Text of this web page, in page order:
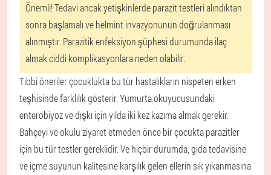
Önemli!Tedavi ancak yetişkinlerde parazit testleri alındıktan
sonra başlamalı ve helmint invazyonunun doğrulanması
alınmıştır. Parazitik enfeksiyon şüphesi durumunda ilaç
almak ciddi komplikasyonlara neden olabilir.
Tıbbi öneriler çocuklukta bu tür hastalıkların nispeten erken
teşhisinde farklılık gösterir. Yumurta okuyucusundaki
enterobiyoz ve dışkı için yılda iki kez kazıma almak gerekir.
Bahçeyi ve okulu ziyaret etmeden önce bir çocukta parazitler
için bu tür testler gereklidir. Ve hiçbir durumda, gıda tedavisine
ve içme suyunun kalitesine karşılık gelen ellerin sık yıkanmasına